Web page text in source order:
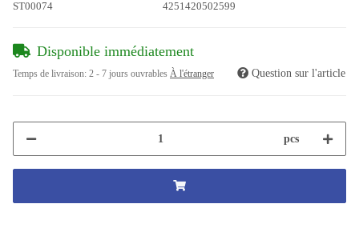
ST00074 4251420502599
Disponible immédiatement
Temps de livraison: 2 - 7 jours ouvrables À l'étranger Question sur l'article
pcs